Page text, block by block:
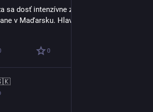
sa dosť intenzívne zapája do
v Maďarsku. Hlavne tota strapatá
0